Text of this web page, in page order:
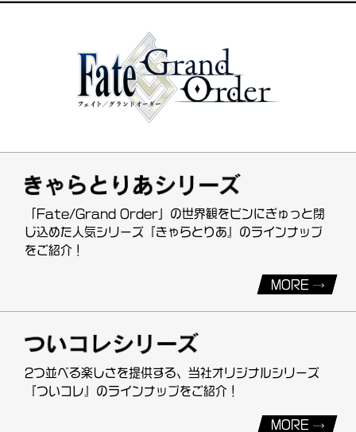
「Fate/Grand Order」の世界観をビンにぎゅっと閉
じ込めた人気シリーズ『きゃらとりあ』のラインナップ
をご紹介！
MORE
2つ並べる楽しさを提供する、当社オリジナルシリーズ
『ついコレ』のラインナップをご紹介！
MORE